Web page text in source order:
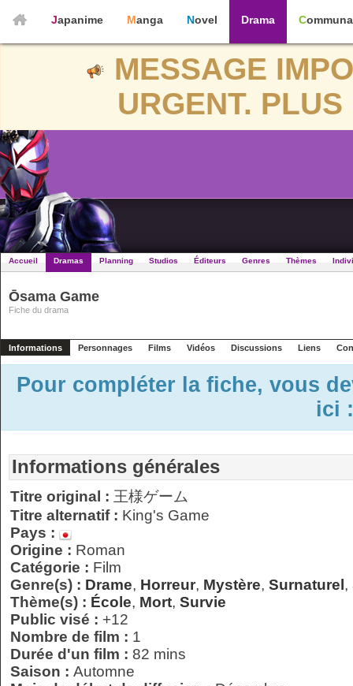
Japanime Manga Novel Drama
MESSAGE
URGENT.
Accueil Dramas Planning Studios Éditeurs Genres Thèmes
Ōsama Game
Fiche du drama
Informations Personnages Films Vidéos Discussions Liens
Pour compléter la fiche, vous
ici
Informations générales
Titre original : 王様ゲーム
Titre alternatif : King's Game
Pays :
Origine : Roman
Catégorie : Film
Genre(s) : Drame, Horreur, Mystère, Surnaturel ,
Thème(s) : École, Mort, Survie
Public visé : +12
Nombre de film : 1
Durée d'un film : 82 mins
Saison : Automne